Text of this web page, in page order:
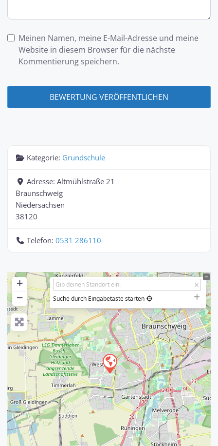
Meinen Namen, meine E-Mail-Adresse und meine
Website in diesem Browser für die nächste
Kommentierung speichern.
Kategorie: Grundschule
Adresse: Altmühlstraße 21
Braunschweig
Niedersachsen
38120
Telefon: 0531 286110
+
−
Suche durch Eingabetaste starten